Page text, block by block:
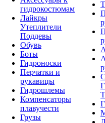
гидрокостюмам
Лайкры
Утеплители
Поддевы
Обувь
Боты
Гидроноски
Перчатки и
рукавицы
Гидрошлемы
Компенсаторы
плавучести
Грузы